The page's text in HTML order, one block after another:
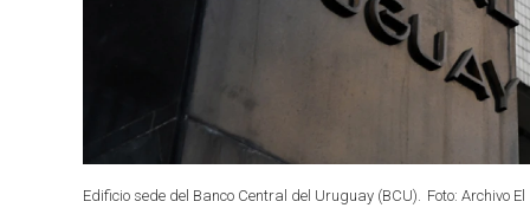
Edificio sede del Banco Central del Uruguay (BCU). Foto: Archivo